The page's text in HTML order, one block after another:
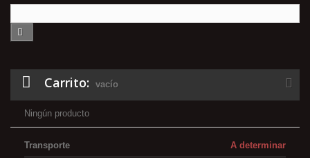
Carrito: vacío
Ningún producto
A determinar
Transporte